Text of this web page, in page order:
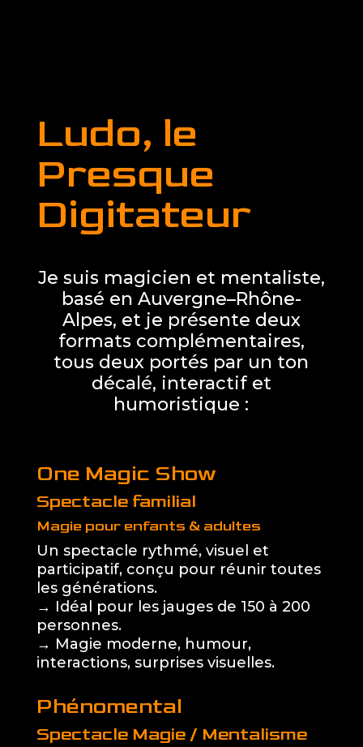
Ludo, le
Presque
Digitateur
Je suis magicien et mentaliste,
basé en Auvergne–Rhône-
Alpes, et je présente deux
formats complémentaires,
tous deux portés par un ton
décalé, interactif et
humoristique :
One Magic Show
Spectacle familial
Magie pour enfants & adultes
Un spectacle rythmé, visuel et
participatif, conçu pour réunir toutes
les générations.
→ Idéal pour les jauges de 150 à 200
personnes.
→ Magie moderne, humour,
interactions, surprises visuelles.
Phénomental
Spectacle Magie / Mentalisme